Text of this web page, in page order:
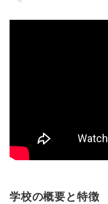
学校の概要と特徴